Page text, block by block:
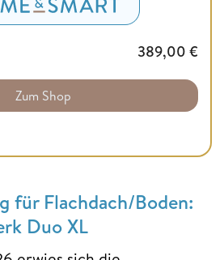
389,00 €
Zum Shop
für Flachdach/Boden:
Duo XL